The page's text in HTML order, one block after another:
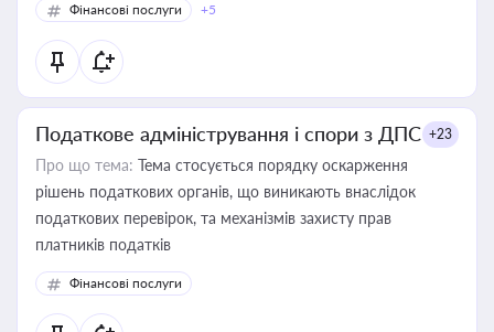
Фінансові послуги
+5
Податкове адміністрування і спори з ДПС +23
Про що тема: Тема стосується порядку оскарження
рішень податкових органів, що виникають внаслідок
податкових перевірок, та механізмів захисту прав
платників податків
Фінансові послуги